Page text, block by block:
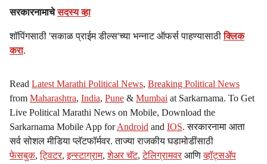
सरकारनामाचेसदस्य व्हा
शॉपिंगसाठी 'सकाळ प्राईम डील्स'च्या भन्नाट ऑफर्स पाहण्यासाठीक्लिक
करा.
Read Latest Marathi Political News, Breaking Political News
from Maharashtra, India, Pune & Mumbai at Sarkarnama. To Get
Live Political Marathi News on Mobile, Download the
Sarkarnama Mobile App forAndroid and IOS. सरकारनामा आता
सर्व सोशल मीडिया प्लॅटफॉर्मवर. ताज्या राजकीय घडामोडींसाठी
फेसबुक,ट्विटर,इन्स्टाग्राम,शेअर चॅट,टेलिग्रामवर आणिव्हॉट्सॲप